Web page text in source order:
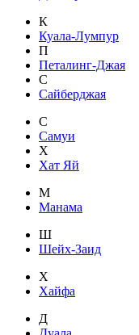
К
Куала-Лумпур
П
Петалинг-Джая
С
Сайберджая
С
Самуи
Х
Хат Яй
М
Манама
Ш
Шейх-Заид
Х
Хайфа
Д